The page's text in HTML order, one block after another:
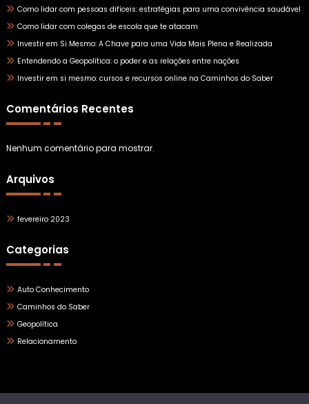
Como lidar com pessoas difíceis: estratégias para uma convivência saudável
Como lidar com colegas de escola que te atacam
Investir em Si Mesmo: A Chave para uma Vida Mais Plena e Realizada
Entendendo a Geopolítica: o poder e as relações entre nações
Investir em si mesmo: cursos e recursos online na Caminhos do Saber
Comentários Recentes
Nenhum comentário para mostrar.
Arquivos
fevereiro 2023
Categorias
Auto Conhecimento
Caminhos do Saber
Geopolítica
Relacionamento